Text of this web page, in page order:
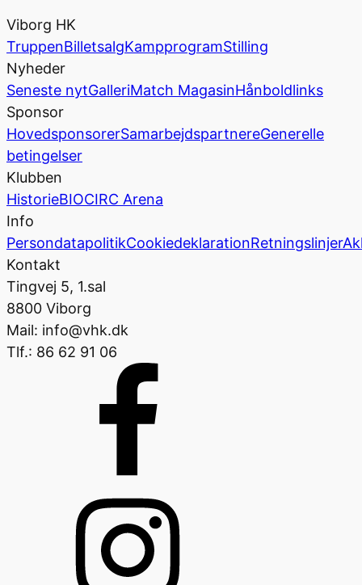
Viborg HK
TruppenBilletsalgKampprogramStilling
Nyheder
Seneste nytGalleriMatch MagasinHånboldlinks
Sponsor
HovedsponsorerSamarbejdspartnereGenerelle
betingelser
Klubben
HistorieBIOCIRC Arena
Info
PersondatapolitikCookiedeklarationRetningslinjer
Kontakt
Tingvej 5, 1.sal
8800 Viborg
Mail: info@vhk.dk
Tlf.: 86 62 91 06